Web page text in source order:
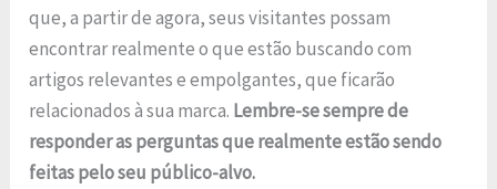
que, a partir de agora, seus visitantes possam
encontrar realmente o que estão buscando com
artigos relevantes e empolgantes, que ficarão
relacionados à sua marca. Lembre-se sempre de
responder as perguntas que realmente estão sendo
feitas pelo seu público-alvo.